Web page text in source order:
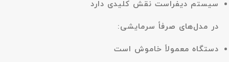
سیستم دیفراست نقش کلیدی دارد
در مدل‌های صرفاً سرمایشی:
دستگاه معمولاً خاموش است